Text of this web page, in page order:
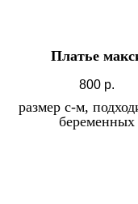
Платье
800 р.
размер с-м,
беременных